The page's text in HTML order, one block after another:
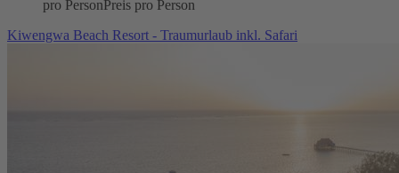
pro PersonPreis pro Person
Kiwengwa Beach Resort - Traumurlaub inkl. Safari